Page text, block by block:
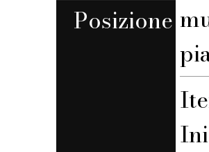
Posizione